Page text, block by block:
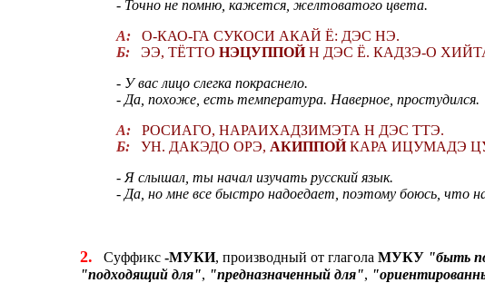
- Точно не помню, кажется, желтоватого цвета.
А:
О-КАО-ГА СУКОСИ АКАЙ Ё: ДЭС НЭ.
Б:
ЭЭ, ТЁТТО НЭЦУППОЙН ДЭС Ё. КАДЗЭ-О
- У вас лицо слегка покраснело.
- Да, похоже, есть температура. Наверное, простудился.
А:
РОСИАГО, НАРАИХАДЗИМЭТА Н ДЭС ТТЭ.
Б:
УН. ДАКЭДО ОРЭ, АКИППОЙКАРА ИЦУМАДЭ
- Я слышал, ты начал изучать русский язык.
- Да, но мне все быстро надоедает, поэтому боюсь, что
2. Суффикс -МУКИ, производный от глагола МУКУ "быть
"подходящий для", "предназначенный для",